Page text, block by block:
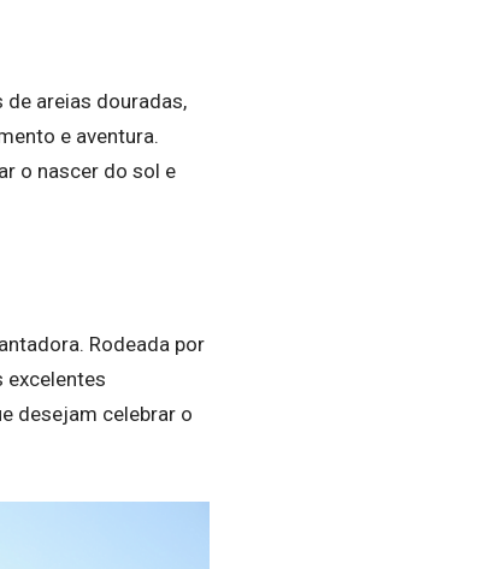
de areias douradas,
e aventura.
o nascer do sol e
Rodeada por
excelentes
desejam celebrar o